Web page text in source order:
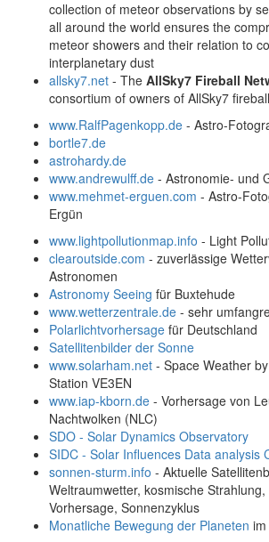
collection of meteor observations by
all around the world ensures the
meteor showers and their relation to
interplanetary dust
allsky7.net - The AllSky7 Fireball
consortium of owners of AllSky7
www.RalfPagenkopp.de - Astro-
bortle7.de
astrohardy.de
www.andrewulff.de - Astronomie- und
www.mehmet-erguen.com - Astro-
Ergün
www.lightpollutionmap.info - Light
clearoutside.com - zuverlässige
Astronomen
Astronomy Seeing für Buxtehude
www.wetterzentrale.de - sehr
Polarlichtvorhersage für Deutschland
Satellitenbilder der Sonne
www.solarham.net - Space Weather
Station VE3EN
www.iap-kborn.de - Vorhersage von
Nachtwolken (NLC)
SDO - Solar Dynamics Observatory
SIDC - Solar Influences Data analysis
sonnen-sturm.info - Aktuelle
Weltraumwetter, kosmische Strahlung,
Vorhersage, Sonnenzyklus
Monatliche Bewegung der Planeten